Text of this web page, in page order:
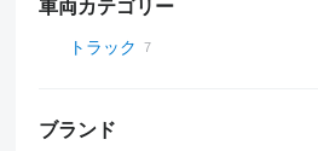
車両カテゴリー
トラック
ブランド